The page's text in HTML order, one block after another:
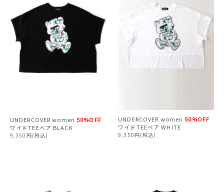
UNDERCOVERwomen50%OFF
ワイドTEEベア BLACK
9,350円(税込)
UNDERCOVER women50%OFF
ワイドTEEベア WHITE
9,350円(税込)